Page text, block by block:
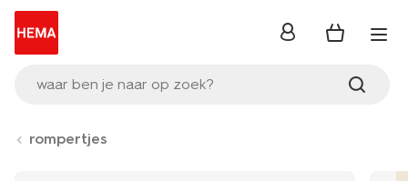
waar ben je naar op zoek?
inloggen
rompertjes